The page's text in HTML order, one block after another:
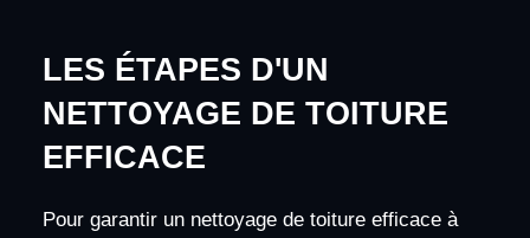
LES ÉTAPES D'UN
NETTOYAGE DE TOITURE
EFFICACE
Pour garantir un nettoyage de toiture efficace à